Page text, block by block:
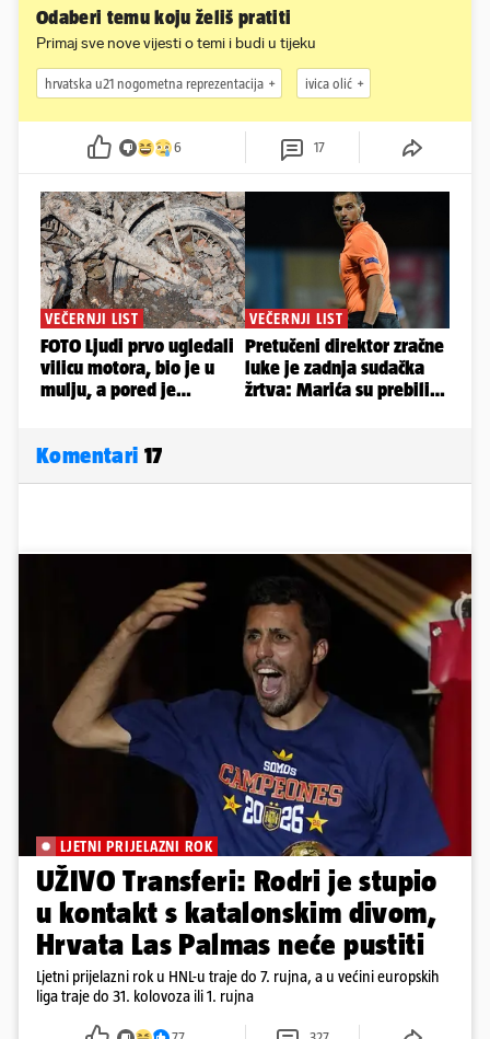
Odaberi temu koju želiš pratiti
Primaj sve nove vijesti o temi i budi u tijeku
hrvatska u21 nogometna reprezentacija ivica olić
6 17
Komentari 17
LJETNI PRIJELAZNI ROK
UŽIVO Transferi: Rodri je stupio
u kontakt s katalonskim divom,
Hrvata Las Palmas neće pustiti
Ljetni prijelazni rok u HNL-u traje do 7. rujna, a u većini europskih
liga traje do 31. kolovoza ili 1. rujna